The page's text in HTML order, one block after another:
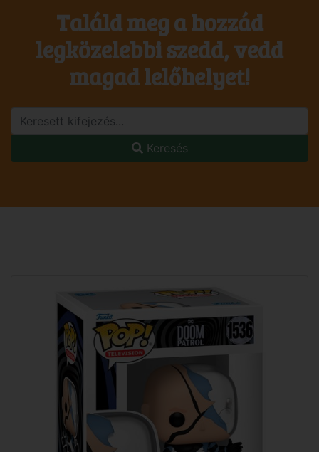
Találd meg a hozzád
legközelebbi szedd, vedd
magad lelőhelyet!
Keresés